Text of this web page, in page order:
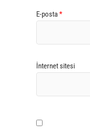
E-posta*
İnternet sitesi